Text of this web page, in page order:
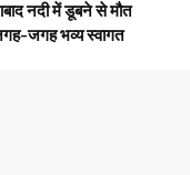
नदी में डूबने से मौत
जगह भव्य स्वागत